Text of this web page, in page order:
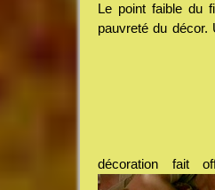
Le point faible du
pauvreté du décor.
décoration fait